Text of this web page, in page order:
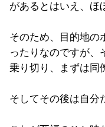
があるとはいえ、ほ
そのため、目的地の
ったりなのですが、
乗り切り、まずは同
そしてその後は自分